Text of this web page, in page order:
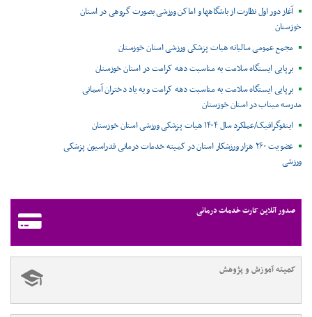
آغاز دور اول نظارت از باشگاهها و اماکن ورزشی بصورت گروهی در استان
خوزستان
مجمع عمومی سالیانه هیات پزشکی ورزشی استان خوزستان
برپایی ایستگاه سلامت به مناسبت دهه کرامت در استان خوزستان
برپایی ایستگاه سلامت به مناسبت دهه کرامت و به یاد دختران آسمانی
مدرسه میناب در استان خوزستان
اینفوگرافیک/عملکرد سال ۱۴۰۴ هیات پزشکی ورزشی استان خوزستان
عضویت ۲۶۰ هزار ورزشکار استان در کمیته خدمات درمانی فدراسیون پزشکی
ورزشی
صدور آنلاین کارت خدمات درمانی
کمیته آموزش و پژوهش